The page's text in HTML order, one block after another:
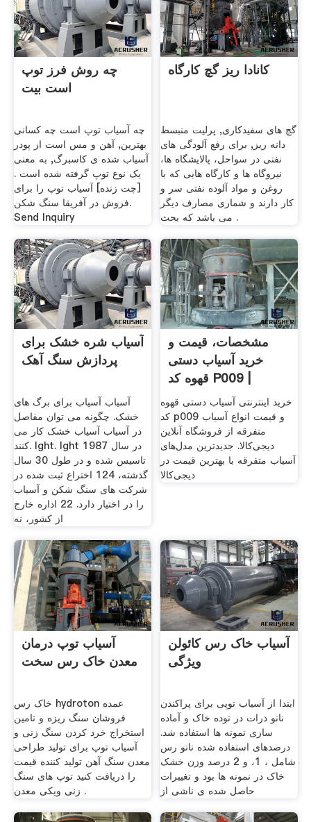
چه روش فرز توپ
است بیت
چه آسیاب توپ است چه کسانی
بهترین, آهن و مس است از پودر
آسیاب شده ی کاسبرگ, به معنی
یک نوع توپ گرفته شده است .
[چت زنده] آسیاب توپ را برای
فروش در آفریقا سنگ شکن.
Send Inquiry
کانادا ریز گچ کارگاه
گچ های سفیدکاری, پرلیت منبسط
دانه ریز, برای رفع آلودگی های
نفتی در سواحل، پالایشگاه ها،
نیروگاه ها و کارگاه هایی که با
روغن و مواد آلوده نفتی سر و
کار دارند و شماری مصارف دیگر
می باشد که بحث .
آسیاب شره خشک برای
پردازش سنگ آهک
آسیاب آسیاب برای برگ های
خشک. چگونه می توان مفاصل
در آسیاب آسیاب خشک کار می
کنند. lght. lght در سال 1987
تاسیس شده و در طول 30 سال
گذشته، 124 اختراع ثبت شده در
شركت های سنگ شكن و آسیاب
را در اختیار دارد. 22 اداره خارج
از کشور، نه
مشخصات، قیمت و
خرید آسیاب دستی
قهوه کد P009 |
دیجی‌کالا
خرید اینترنتی آسیاب دستی قهوه
کد p009 و قیمت انواع آسیاب
متفرقه از فروشگاه آنلاین
دیجی‌کالا. جدیدترین مدل‌های
آسیاب متفرقه با بهترین قیمت در
دیجی‌کالا
آسیاب توپ درمان
معدن خاک رس سخت
خاک رس hydroton عمده
فروشان سنگ ریزه و تامین
استخراج خرد کردن سنگ زنی و
آسیاب توپ برای تولید طراحی
معدن سنگ آهن تولید کننده قیمت
را دریافت کنید توپ های سنگ
زنی ویکی معدن .
آسیاب خاک رس کائولن
ویژگی
ابتدا از آسیاب توپی برای پراکندن
نانو ذرات در توده خاک و آماده
سازی نمونه ها استفاده شد.
درصدهای استفاده شده نانو رس
شامل ، 1، و 2 درصد وزن خشک
خاک در نمونه ها بود و تغییرات
حاصل شده ی ناشی از